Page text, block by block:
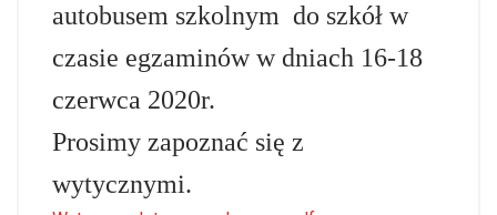
autobusem szkolnym do szkół w
czasie egzaminów w dniach 16-18
czerwca 2020r.
Prosimy zapoznać się z
wytycznymi.